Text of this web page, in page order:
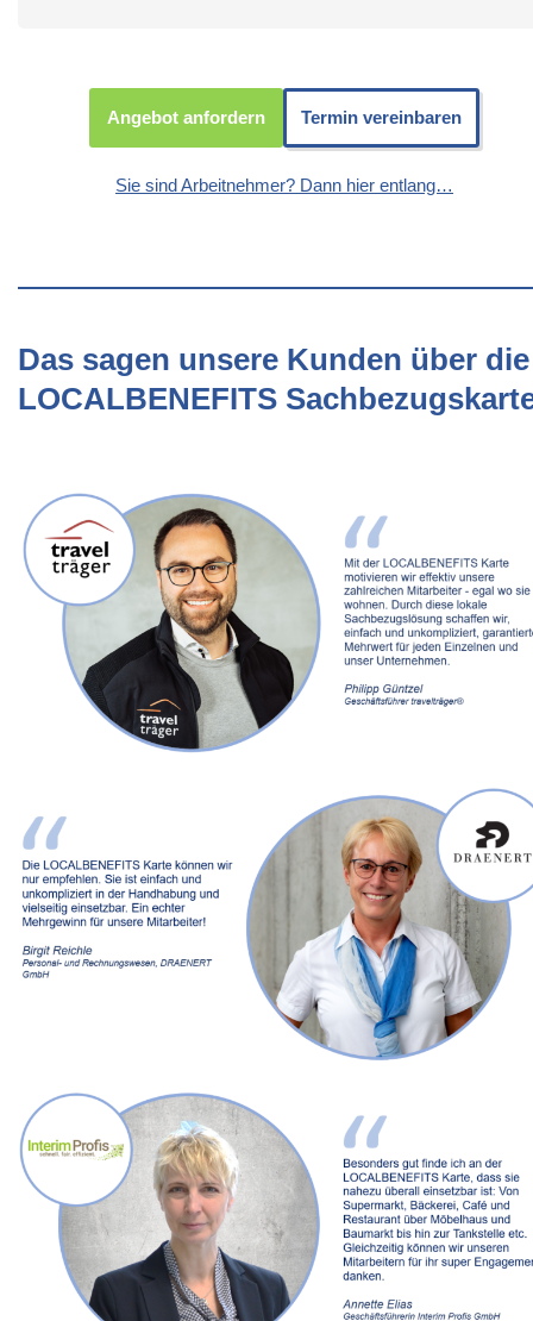
Angebot anfordern Termin vereinbaren
Sie sind Arbeitnehmer? Dann hier entlang…
Das sagen unsere Kunden über die
LOCALBENEFITS